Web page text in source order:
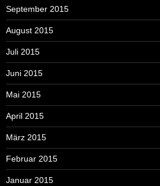
September 2015
August 2015
Juli 2015
Juni 2015
Mai 2015
April 2015
März 2015
Februar 2015
Januar 2015